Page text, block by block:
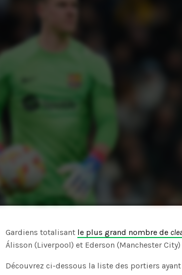
Gardiens totalisant le plus grand nombre de
Álisson (Liverpool) et Ederson (Manchester
Découvrez ci-dessous la liste des portiers